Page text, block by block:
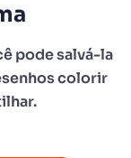
pode salvá-la
colorir